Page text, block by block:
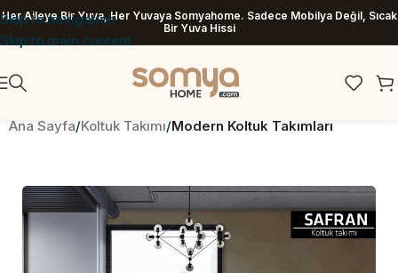
Skip to navigation
Skip to main content
Her Aileye Bir Yuva, Her Yuvaya Somyahome. Sadece Mobilya Değil, Sıcak
Bir Yuva Hissi
Ana Sayfa Koltuk Takımı Modern Koltuk Takımları